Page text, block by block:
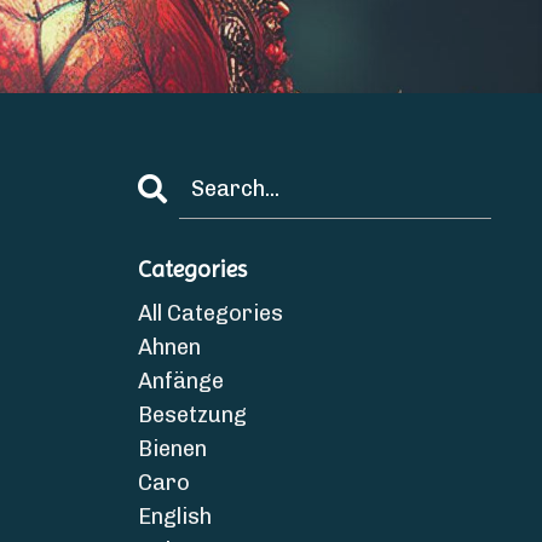
Categories
All Categories
Ahnen
Anfänge
Besetzung
Bienen
Caro
English